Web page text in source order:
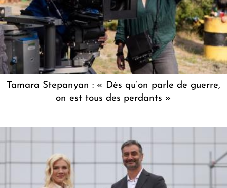
Tamara Stepanyan : « Dès qu’on parle de guerre,
on est tous des perdants »